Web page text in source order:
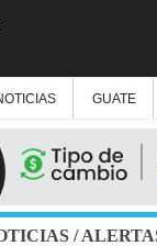
GUATE
/